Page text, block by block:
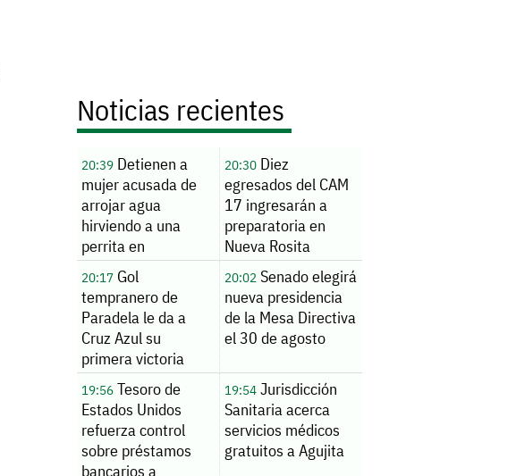
Noticias recientes
20:39 Detienen a
mujer acusada de
arrojar agua
hirviendo a una
perrita en
Hermosillo
20:30Diez
egresados del CAM
17 ingresarán a
preparatoria en
Nueva Rosita
20:17 Gol
tempranero de
Paradela le da a
Cruz Azul su
primera victoria
inaugural en
Leagues Cup
20:02Senado elegirá
nueva presidencia
de la Mesa Directiva
el 30 de agosto
19:56 Tesoro de
Estados Unidos
refuerza control
sobre préstamos
bancarios a
19:54Jurisdicción
Sanitaria acerca
servicios médicos
gratuitos a Agujita